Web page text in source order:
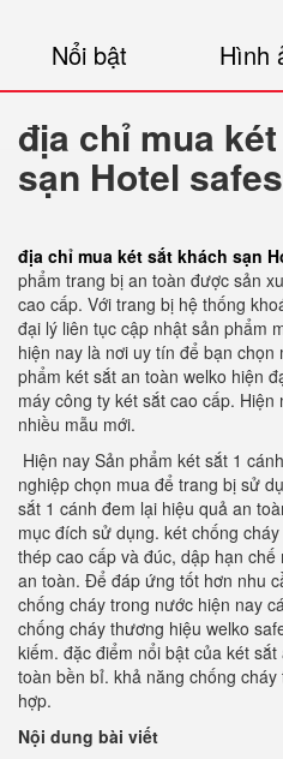
Nổi bật Hình
địa chỉ mua
sạn Hotel
địa chỉ mua két sắt khách sạn
phẩm trang bị an toàn được sản
cao cấp. Với trang bị hệ thống
đại lý liên tục cập nhật sản phẩm
hiện nay là nơi uy tín để bạn
phẩm két sắt an toàn welko hiện
máy công ty két sắt cao cấp.
nhiều mẫu mới.
Hiện nay Sản phẩm két sắt 1
nghiệp chọn mua để trang bị sử
sắt 1 cánh đem lại hiệu quả an
mục đích sử dụng. két chống
thép cao cấp và đúc, dập hạn
an toàn. Để đáp ứng tốt hơn nhu
chống cháy trong nước hiện nay
chống cháy thương hiệu welko
kiếm. đặc điểm nổi bật của két
toàn bền bỉ. khả năng chống
hợp.
Nội dung bài viết